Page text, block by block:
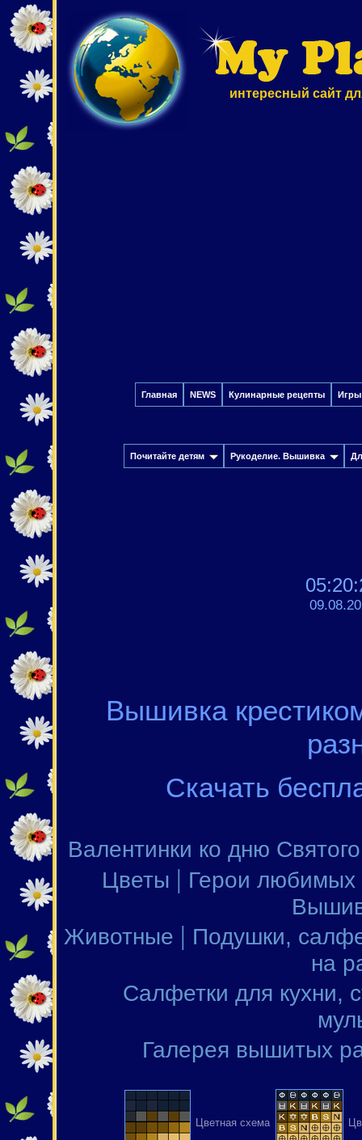
интересный сайт
Главная NEWS Кулинарные рецепты Игры
Почитайте детям Рукоделие. Вышивка
Вышивка
Скачать
Валентинки ко дню
Цветы | Герои
Животные | Подушки,
на
Салфетки для кухни,
Галерея вышитых
Цветная схема